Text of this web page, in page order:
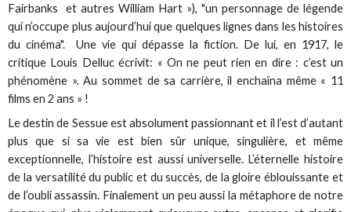
Fairbanks et autres William Hart »), "un personnage de légende
qui n’occupe plus aujourd’hui que quelques lignes dans les histoires
du cinéma". Une vie qui dépasse la fiction. De lui, en 1917, le
critique Louis Delluc écrivit: « On ne peut rien en dire : c’est un
phénomène ». Au sommet de sa carrière, il enchaîna même « 11
films en 2 ans » !
Le destin de Sessue est absolument passionnant et il l’est d’autant
plus que si sa vie est bien sûr unique, singulière, et même
exceptionnelle, l’histoire est aussi universelle. L’éternelle histoire
de la versatilité du public et du succès, de la gloire éblouissante et
de l’oubli assassin. Finalement un peu aussi la métaphore de notre